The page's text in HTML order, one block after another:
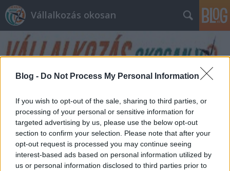
Blog - Do Not Process My Personal Information
If you wish to opt-out of the sale, sharing to third parties, or
processing of your personal or sensitive information for
targeted advertising by us, please use the below opt-out
section to confirm your selection. Please note that after your
opt-out request is processed you may continue seeing
interest-based ads based on personal information utilized by
us or personal information disclosed to third parties prior to
Vállalkozás okosan
Címkék»növekedési
Növekedési Hitel Program - részletek
prosequor•2013. május 06.